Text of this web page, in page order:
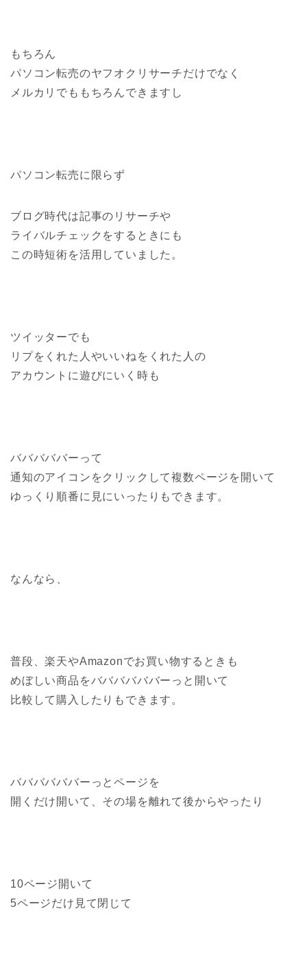
もちろん
パソコン転売のヤフオクリサーチだけでなく
メルカリでももちろんできますし
パソコン転売に限らず
ブログ時代は記事のリサーチや
ライバルチェックをするときにも
この時短術を活用していました。
ツイッターでも
リプをくれた人やいいねをくれた人の
アカウントに遊びにいく時も
バババババーって
通知のアイコンをクリックして複数ページを開いて
ゆっくり順番に見にいったりもできます。
なんなら、
普段、楽天やAmazonでお買い物するときも
めぼしい商品をババババババーっと開いて
比較して購入したりもできます。
ババババババーっとページを
開くだけ開いて、その場を離れて後からやったり
10ページ開いて
5ページだけ見て閉じて